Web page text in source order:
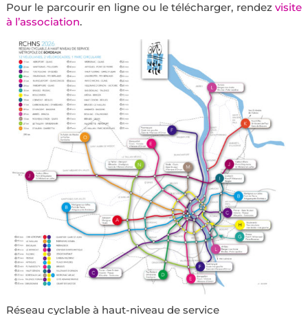
Pour le parcourir en ligne ou le télécharger, rendezvisite
à l’association.
Réseau cyclable à haut-niveau de service